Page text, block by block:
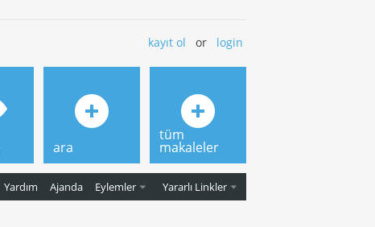
kayıt ol or login
Yardım Ajanda Eylemler Yararlı Linkler
ara
tüm
makaleler